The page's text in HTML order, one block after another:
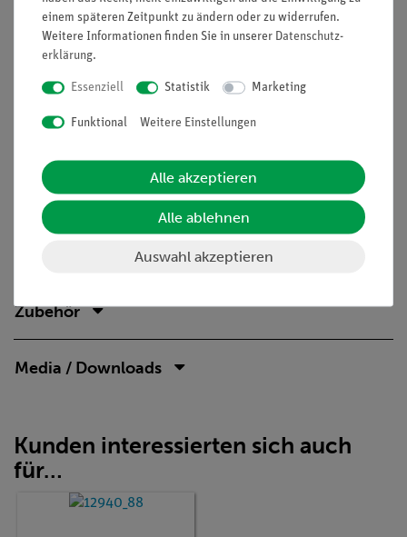
Max. Abtastrate: 500 Hz
Bluetooth-Version: 4
50 Std. Betriebszeit
Höchenverstellbare Fahrbahn,l= 1,2 m
Der Lieferumfang des Sets ist in der
Bedienungsanleitung aufgeführt.
Zubehör
Media / Downloads
Kunden interessierten sich auch
für…
einem späteren Zeitpunkt zu ändern oder zu widerrufen.
Weitere Informationen finden Sie in unserer Daten­schutz­
erklärung.
Essenziell Statistik Marketing
Funktional Weitere Einstellungen
Alle akzeptieren
Alle ablehnen
Auswahl akzeptieren